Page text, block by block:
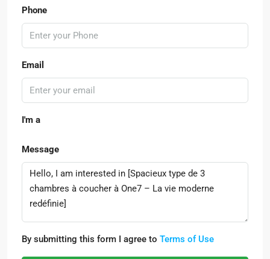
Phone
Email
I'm a
Message
By submitting this form I agree to Terms of Use